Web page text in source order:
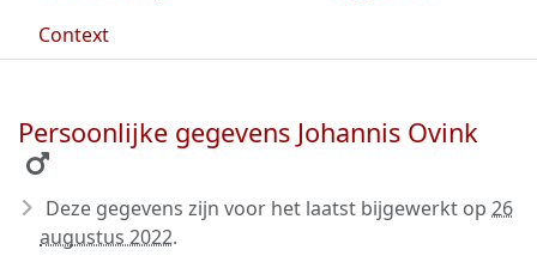
Context
Persoonlijke gegevens Johannis Ovink
Deze gegevens zijn voor het laatst bijgewerkt op 26
augustus 2022.